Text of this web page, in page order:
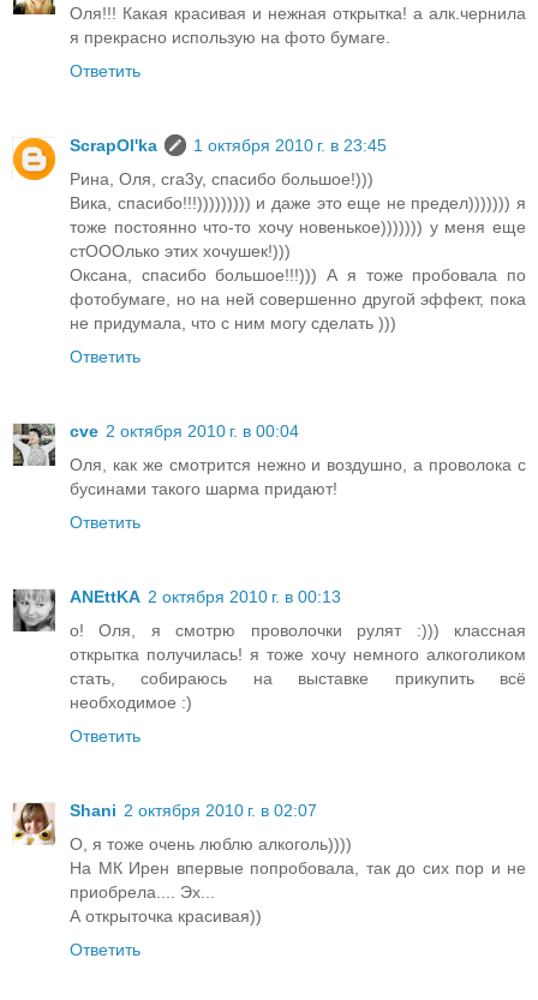
Оля!!! Какая красивая и нежная открытка! а алк.чернила
я прекрасно использую на фото бумаге.
Ответить
ScrapOl'ka
1 октября 2010 г. в 23:45
Рина, Оля, cra3y, спасибо большое!)))
Вика, спасибо!!!))))))))) и даже это еще не предел))))))) я
тоже постоянно что-то хочу новенькое))))))) у меня еще
стОООлько этих хочушек!)))
Оксана, спасибо большое!!!))) А я тоже пробовала по
фотобумаге, но на ней совершенно другой эффект, пока
не придумала, что с ним могу сделать )))
Ответить
cve 2 октября 2010 г. в 00:04
Оля, как же смотрится нежно и воздушно, а проволока с
бусинами такого шарма придают!
Ответить
ANEttKA 2 октября 2010 г. в 00:13
о! Оля, я смотрю проволочки рулят :))) классная
открытка получилась! я тоже хочу немного алкоголиком
стать, собираюсь на выставке прикупить всё
необходимое :)
Ответить
Shani 2 октября 2010 г. в 02:07
О, я тоже очень люблю алкоголь))))
На МК Ирен впервые попробовала, так до сих пор и не
приобрела.... Эх...
А открыточка красивая))
Ответить